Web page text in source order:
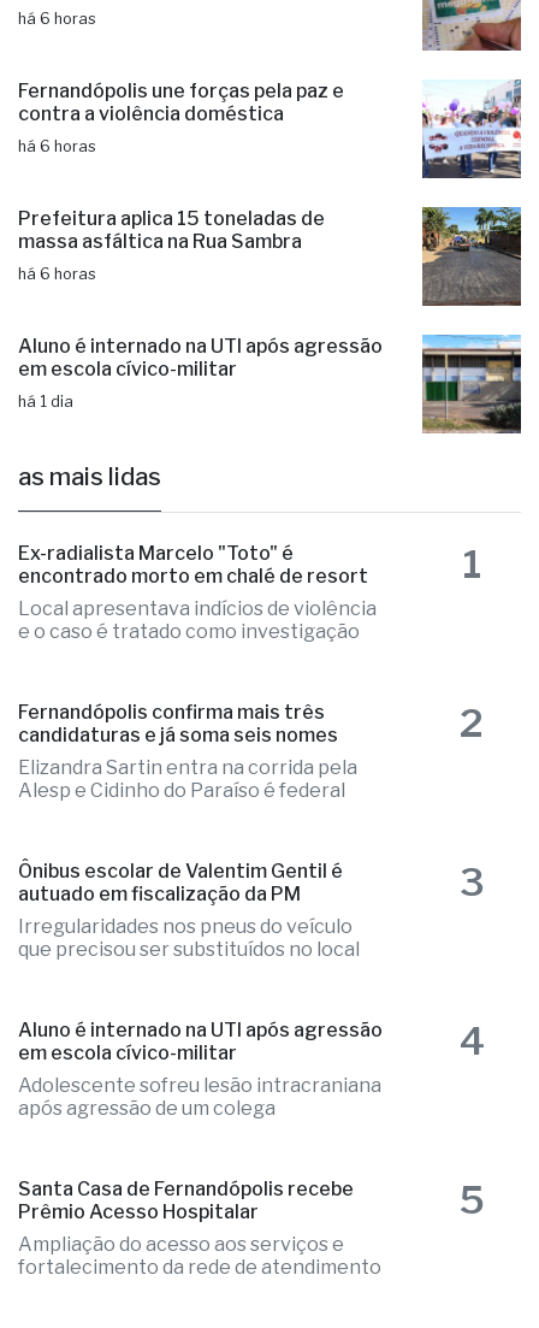
há 6 horas
Fernandópolis une forças pela paz e
contra a violência doméstica
há 6 horas
Prefeitura aplica 15 toneladas de
massa asfáltica na Rua Sambra
há 6 horas
Aluno é internado na UTI após agressão
em escola cívico-militar
há 1 dia
as mais lidas
Ex-radialista Marcelo "Toto" é
encontrado morto em chalé de resort
Local apresentava indícios de violência
e o caso é tratado como investigação
1
Fernandópolis confirma mais três
candidaturas e já soma seis nomes
Elizandra Sartin entra na corrida pela
Alesp e Cidinho do Paraíso é federal
2
Ônibus escolar de Valentim Gentil é
autuado em fiscalização da PM
Irregularidades nos pneus do veículo
que precisou ser substituídos no local
3
Aluno é internado na UTI após agressão
em escola cívico-militar
Adolescente sofreu lesão intracraniana
após agressão de um colega
4
Santa Casa de Fernandópolis recebe
Prêmio Acesso Hospitalar
Ampliação do acesso aos serviços e
fortalecimento da rede de atendimento
5